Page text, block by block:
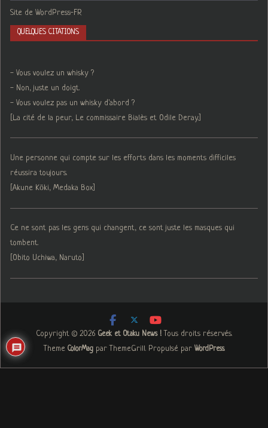
Site de WordPress-FR
QUELQUES CITATIONS
- Vous voulez un whisky ?
- Non, juste un doigt.
- Vous voulez pas un whisky d'abord ?
[La cité de la peur, Le commissaire Bialès et Odile Deray.]
Une personne qui compte sur les efforts dans les moments difficiles
réussira toujours.
[Akune Kōki, Medaka Box]
Ce ne sont pas les gens qui changent, ce sont juste les masques qui
tombent.
[Obito Uchiwa, Naruto]
Copyright © 2026 Geek et Otaku News !. Tous droits réservés.
Theme ColorMagpar ThemeGrill. Propulsé par WordPress.